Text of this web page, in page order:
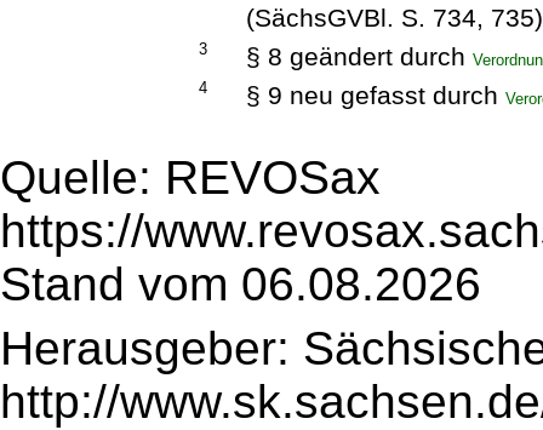
(SächsGVBl. S. 734, 735)
3 § 8 geändert durch
4
§ 9 neu gefasst durch
Quelle: REVOSax
https://
Stand vom 06.08.2026
Herausgeber:
http://